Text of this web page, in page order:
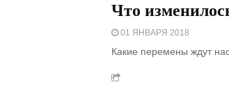
Что
01 ЯНВАРЯ 2018
Какие перемены ждут